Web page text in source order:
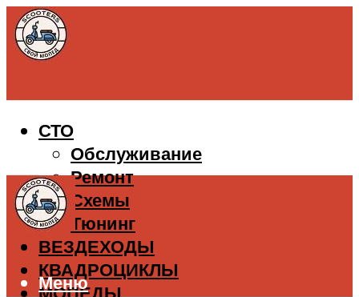
СТО
Обслуживание
Ремонт
Схемы
Тюнинг
ВЕЗДЕХОДЫ
КВАДРОЦИКЛЫ
Меню